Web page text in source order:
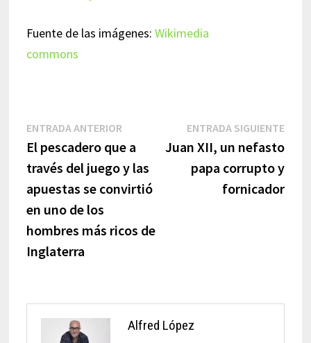
Fuente de las imágenes: Wikimedia
commons
Navegación
de
entradas
ENTRADA ANTERIOREntrada
anterior:
El pescadero que a
través del juego y las
apuestas se convirtió
en uno de los
hombres más ricos de
Inglaterra
ENTRADA SIGUIENTE
Juan XII, un nefasto
papa corrupto y
fornicador
Alfred López